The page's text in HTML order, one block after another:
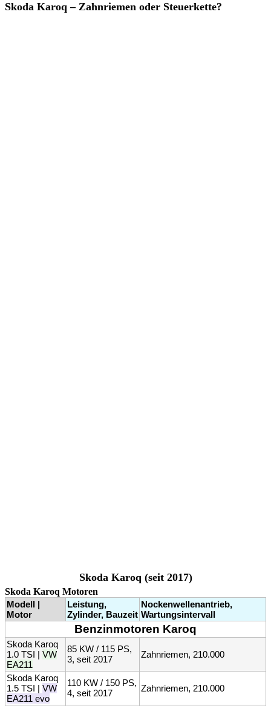
Skoda Karoq – Zahnriemen oder Steuerkette?
Skoda Karoq (seit 2017)
Skoda Karoq Motoren
Modell |
Motor
Leistung,
Zylinder, Bauzeit
Nockenwellenantrieb,
Wartungsintervall
Benzinmotoren Karoq
Skoda Karoq
1.0 TSI | VW
EA211
85 KW / 115 PS,
3, seit 2017
Zahnriemen, 210.000
Skoda Karoq
1.5 TSI | VW
EA211 evo
110 KW / 150 PS,
4, seit 2017
Zahnriemen, 210.000